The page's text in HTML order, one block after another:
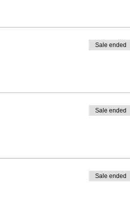
Sale ended
Sale ended
Sale ended